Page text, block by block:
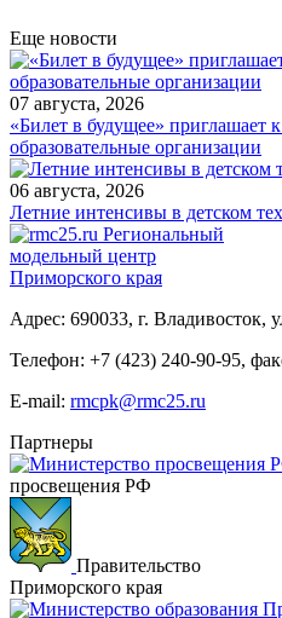
Еще новости
07 августа, 2026
«Билет в будущее» приглашает
образовательные организации
06 августа, 2026
Летние интенсивы в детском
Региональный
модельный центр
Приморского края
Адрес: 690033, г. Владивосток,
Телефон: +7 (423) 240-90-95,
E-mail: rmcpk@rmc25.ru
Партнеры
просвещения РФ
Правительство
Приморского края